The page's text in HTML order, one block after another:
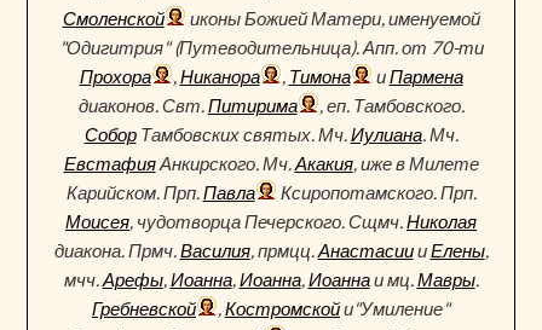
Смоленской
иконы Божией Матери, именуемой
"Одигитрия" (Путеводительница). Апп. от 70-ти
Прохора
,Никанора , Тимона иПармена
диаконов. Свт.Питирима
, еп. Тамбовского.
СоборТамбовских святых. Мч.Иулиана. Мч.
ЕвстафияАнкирского. Мч.Акакия, иже в Милете
Карийском. Прп.Павла
Ксиропотамского. Прп.
Моисея, чудотворца Печерского. Сщмч.Николая
диакона. Прмч.Василия, прмцц.АнастасиииЕлены,
мчч.Арефы,Иоанна,Иоанна,Иоаннаи мц.Мавры.
Гребневской
,Костромскойи"Умиление"